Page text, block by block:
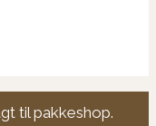
til pakkeshop.